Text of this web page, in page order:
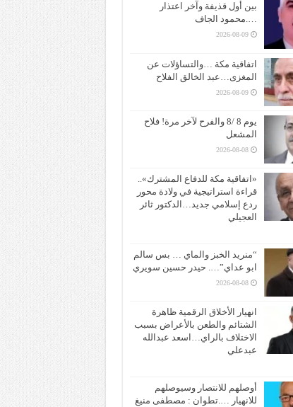
بين أول قذيفة وآخر اعتذار
….محمود الجاف
2026-08-09
اتفاقية مكة …والتساؤلات عن
المغزى…عبد الخالق الفلاح
2026-08-09
يوم 8 /8 والفرح لآخر مرة! فلاح
المشعل
2026-08-08
«اتفاقية مكة للدفاع المشترك»..
قراءة استراتيجية في ولادة محور
ردع إسلامي جديد…الدكتور ثائر
العجيلي
“منريد الخبز والماي … بس سالم
ابو عداي”…. حيدر حسين سويري
2026-08-08
انهيار الأخلاق الرقمية ظاهرة
الشتائم والطعن بالأعراض بسبب
الاختلاف بالراي…اسعد عبدالله
عبدعلي
أوصلهم للانتصار وسيوصلهم
للانهيار ….تطوان : مصطفى منيغ